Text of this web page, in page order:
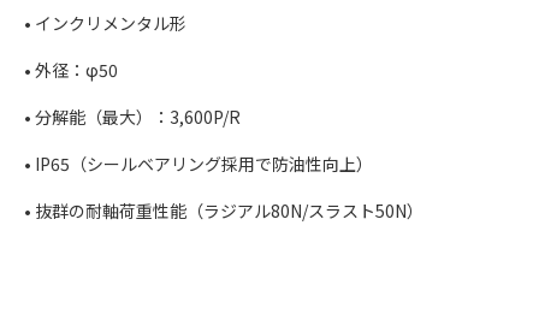
• インクリメンタル形
• 外径：φ50
• 分解能（最大）：3,600P/R
• IP65（シールベアリング採用で防油性向上）
• 抜群の耐軸荷重性能（ラジアル80N/スラスト50N）